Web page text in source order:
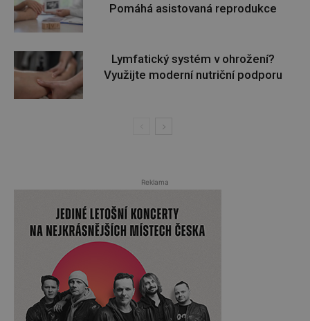
Pomáhá asistovaná reprodukce
Lymfatický systém v ohrožení?
Využijte moderní nutriční podporu
Reklama